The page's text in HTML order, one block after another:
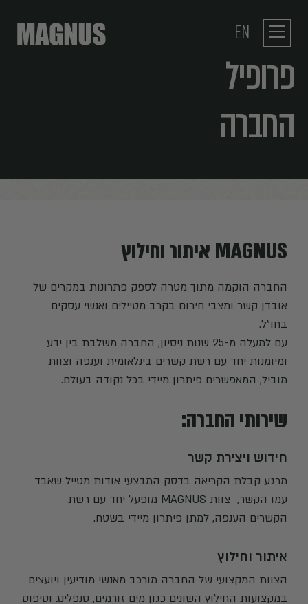
EN
פרופיל
החברה
MAGNUS איתור וחילוץ
החברה הוקמה מתוך מטרה לספק פתרונות במקרים של
אובדן קשר ומצבי חירום בקרב מטיילים ואנשי עסקים
בחו"ל.
עם למעלה מ-25 שנות ניסיון, החברה משלבת בין ידע
ומיומנות יחד עם רשת קשרים בינלאומית וענפה וצוות
מוביל, המאפשרים פיתרון מיידי בכל נקודה בעולם.
שירותי החברה:
חידוש ויצירת קשר
מרגע קבלת הקריאה בדסק המבצעי אודות מטייל שאבד
עמו הקשר, צוות MAGNUS מופעל יחד עם רשת
הקשרים הענפה, למתן פיתרון מיידי בשטח.
איתור וחילוץ
הצוות המקצועי של החברה מורכב מאנשי מודיעין ויועצים
במקצועות החילוץ השונים כגון מים זורמים, סנפלינג וטיפוס